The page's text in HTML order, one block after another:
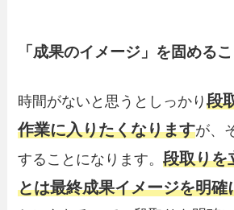
「成果のイメージ」を固める
時間がないと思うとしっかり段
作業に入りたくなりますが、
することになります。段取りを
とは最終成果イメージを明確